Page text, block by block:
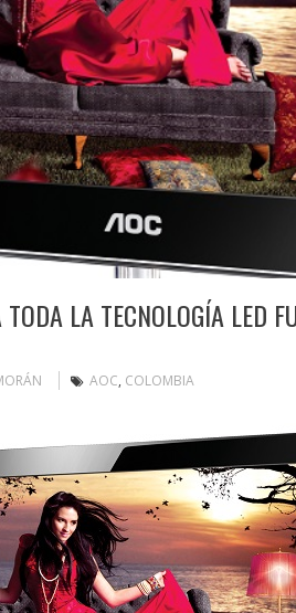
LA TECNOLOGÍA LED
AOC, COLOMBIA